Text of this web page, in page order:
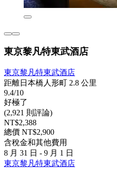
東京黎凡特東武酒店
東京黎凡特東武酒店
距離日本橋人形町 2.8 公里
9.4/10
好極了
(2,921 則評論)
NT$2,388
總價 NT$2,900
含稅金和其他費用
8 月 31 日 - 9 月 1 日
東京黎凡特東武酒店